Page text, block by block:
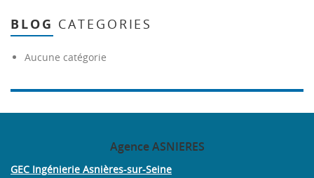
BLOG CATEGORIES
Aucune catégorie
AgenceASNIERES
GEC Ingénierie Asnières-sur-Seine